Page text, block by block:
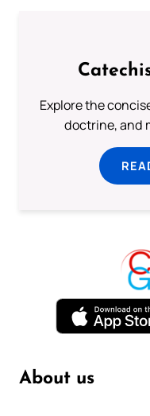
Explore the
doctrine, and
About us